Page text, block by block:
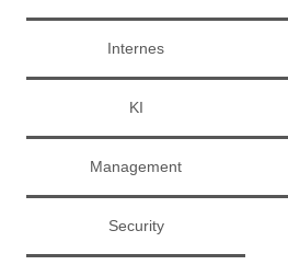
Internes
KI
Management
Security